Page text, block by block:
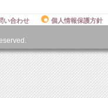
い合わせ 個人情報保護方針